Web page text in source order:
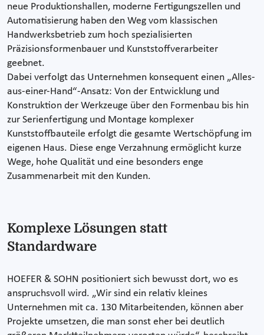
neue Produktionshallen, moderne Fertigungszellen und
Automatisierung haben den Weg vom klassischen
Handwerksbetrieb zum hoch spezialisierten
Präzisionsformenbauer und Kunststoffverarbeiter
geebnet.
Dabei verfolgt das Unternehmen konsequent einen „Alles-
aus-einer-Hand“-Ansatz: Von der Entwicklung und
Konstruktion der Werkzeuge über den Formenbau bis hin
zur Serienfertigung und Montage komplexer
Kunststoffbauteile erfolgt die gesamte Wertschöpfung im
eigenen Haus. Diese enge Verzahnung ermöglicht kurze
Wege, hohe Qualität und eine besonders enge
Zusammenarbeit mit den Kunden.
Komplexe Lösungen statt
Standardware
HOEFER & SOHN positioniert sich bewusst dort, wo es
anspruchsvoll wird. „Wir sind ein relativ kleines
Unternehmen mit ca. 130 Mitarbeitenden, können aber
Projekte umsetzen, die man sonst eher bei deutlich